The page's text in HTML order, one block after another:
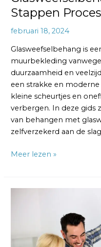
Stappen Proces
februari 18, 2024
Glasweefselbehang is
muurbekleding
duurzaamheid en
een strakke en
kleine scheurtjes en
verbergen. In deze gids
van behangen met
zelfverzekerd aan de
Meer lezen »
Glasvezelbehang: